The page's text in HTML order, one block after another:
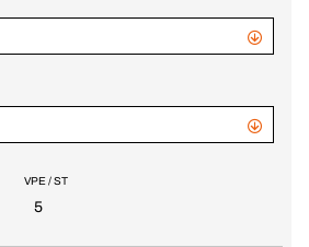
VPE / ST
5